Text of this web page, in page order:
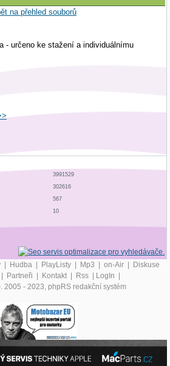
na přehled souborů
- určeno ke stažení a individuálnímu
3991529
302616
567
10
| Hudba | PlayListy | Mp3 | on-Air | Diskuse
| Partneři | Kontakt | Rss | LogIn |
2005 - 2023, phpRS redakční systém